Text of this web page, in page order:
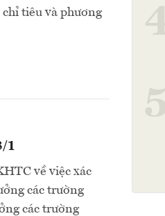
tiêu và phương
1
về việc xác
các trường
các trường